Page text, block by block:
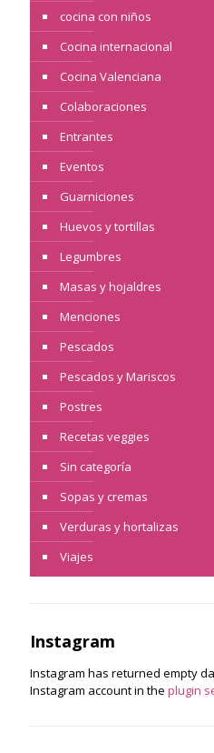
cocina con niños
Cocina internacional
Cocina Valenciana
Colaboraciones
Entrantes
Eventos
Guarniciones
Huevos y tortillas
Legumbres
Masas y hojaldres
Menciones
Pescados
Pescados y Mariscos
Postres
Recetas veggies
Sin categoría
Sopas y cremas
Verduras y hortalizas
Viajes
Instagram
Instagram has returned empty
Instagram account in the plugin